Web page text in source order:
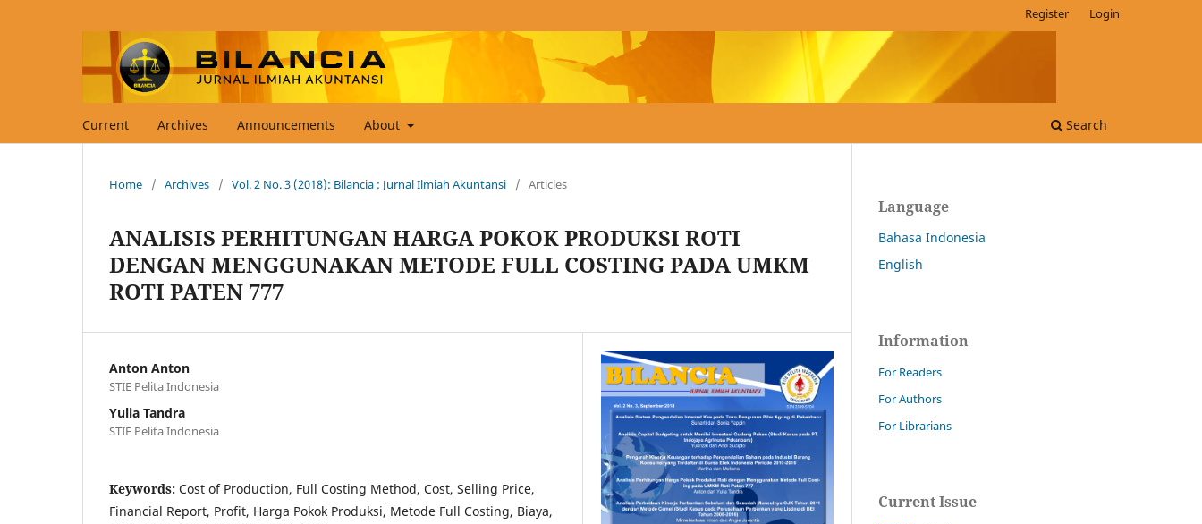
Current Archives Announcements About Search
Register Login
Home / Archives / Vol. 2 No. 3 (2018): Bilancia : Jurnal Ilmiah Akuntansi / Articles
ANALISIS PERHITUNGAN HARGA POKOK PRODUKSI ROTI
DENGAN MENGGUNAKAN METODE FULL COSTING PADA UMKM
ROTI PATEN 777
Anton Anton
STIE Pelita Indonesia
Yulia Tandra
STIE Pelita Indonesia
Keywords: Cost of Production, Full Costing Method, Cost, Selling Price,
Financial Report, Profit, Harga Pokok Produksi, Metode Full Costing, Biaya,
Language
Bahasa Indonesia
English
Information
For Readers
For Authors
For Librarians
Current Issue